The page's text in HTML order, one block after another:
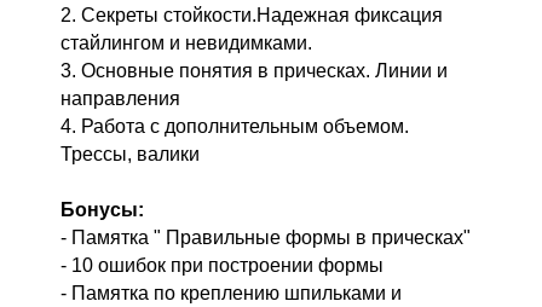
2. Секреты стойкости.Надежная фиксация
стайлингом и невидимками.
3. Основные понятия в прическах. Линии и
направления
4. Работа с дополнительным объемом.
Трессы, валики
Бонусы:
- Памятка " Правильные формы в прическах"
- 10 ошибок при построении формы
- Памятка по креплению шпильками и